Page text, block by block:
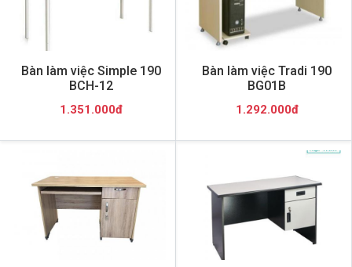
Bàn làm việc Simple 190
BCH-12
1.351.000đ
Bàn làm việc Tradi 190
BG01B
1.292.000đ